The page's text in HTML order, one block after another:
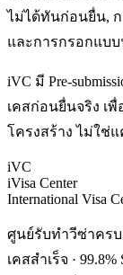
ไม่ได้ทันก่อนยื่น, ก
และการกรอกแบ
iVC มี Pre-
เคสก่อนยื่นจริง เ
โครงสร้าง ไม่ใช่
iVC
iVisa Center
International Visa
ศูนย์รับทำวีซ่าครบ
เคสสำเร็จ ·